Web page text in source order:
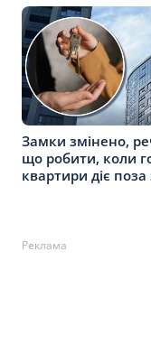
Замки змінено,
що робити, коли
квартири діє
Реклама